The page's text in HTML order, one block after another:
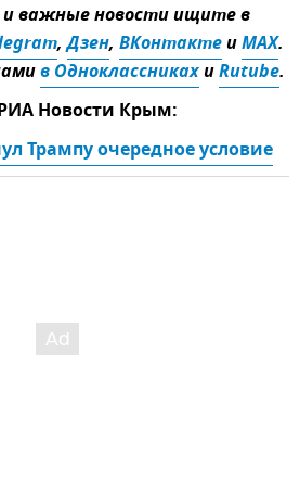
важные новости ищите в
,Дзен, ВКонтактеиMAX.
в ОдноклассникахиRutube.
Новости Крым:
Трампу очередное условие